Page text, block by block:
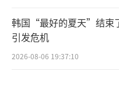
韩国“最好的夏天”结束
引发危机
2026-08-06 19:37:10